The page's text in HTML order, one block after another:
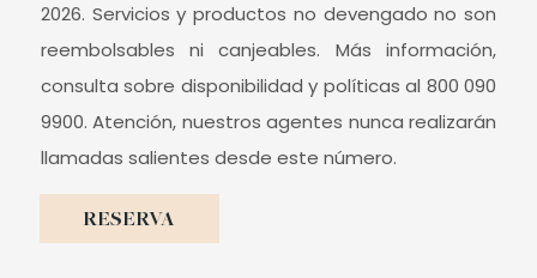
2026. Servicios y productos no devengado no son
reembolsables ni canjeables. Más información,
consulta sobre disponibilidad y políticas al 800 090
9900. Atención, nuestros agentes nunca realizarán
llamadas salientes desde este número.
RESERVA